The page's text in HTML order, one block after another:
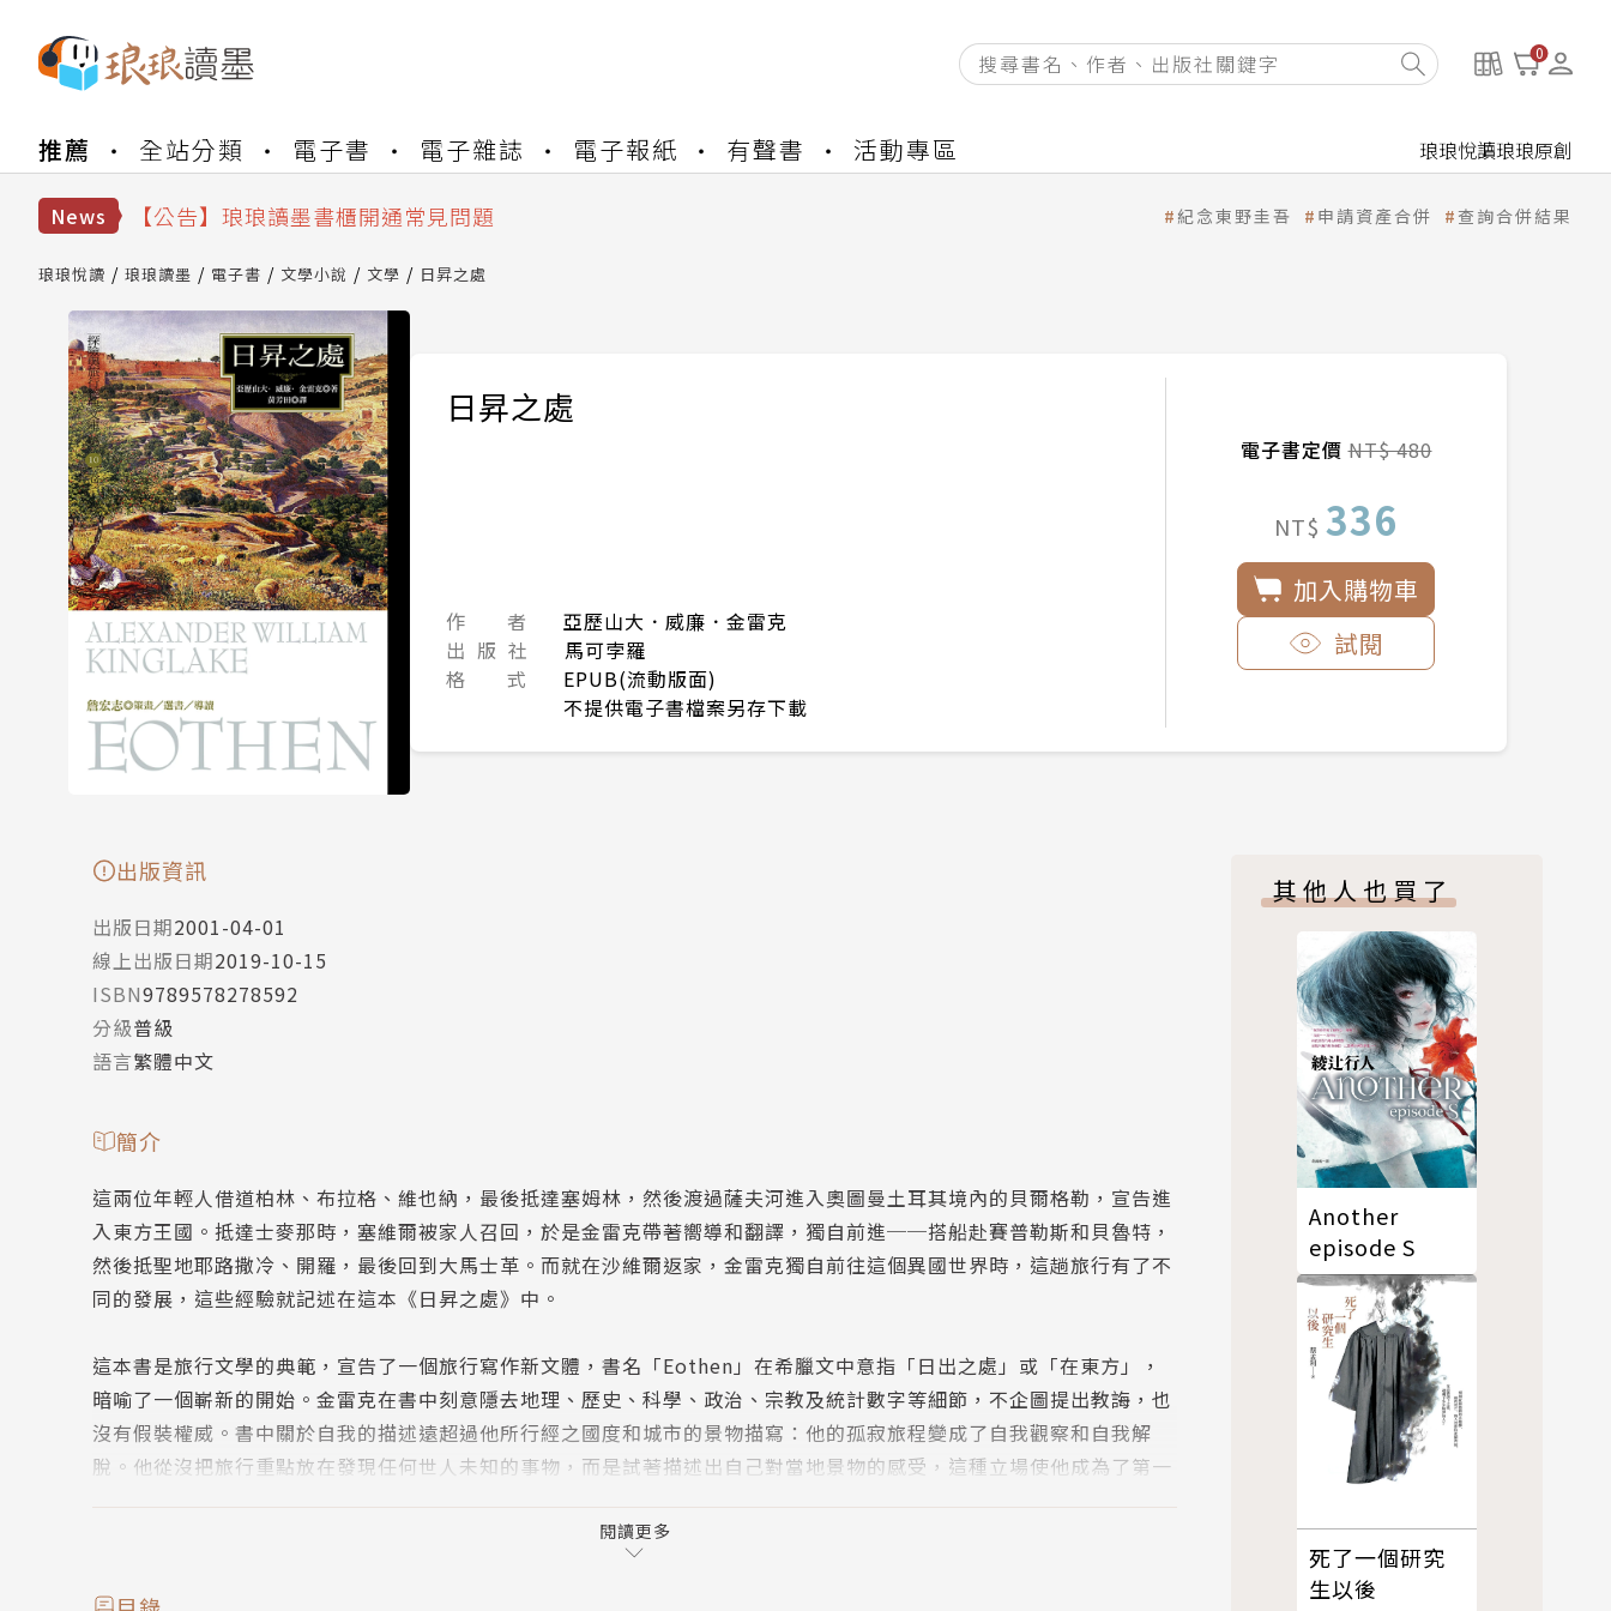
0
推薦 全站分類 電子書 電子雜誌 電子報紙 有聲書 活動專區 琅琅悅讀琅琅原創
News
【公告】琅琅書店服務升級重要說明及資產合併結果查詢
【公告】琅琅讀墨書櫃開通常見問題
【公告】琅琅書店服務升級重要說明及資產合併結果查詢
【公告】琅琅讀墨數位閱讀資產合併與書櫃開通申請
紀念東野圭吾 申請資產合併 查詢合併結果
琅琅悅讀 琅琅讀墨 電子書 文學小說 文學 日昇之處
日昇之處
作 者
亞歷山大．威廉．金雷克
出 版 社
馬可孛羅
格 式
EPUB(流動版面)
不提供電子書檔案另存下載
電子書定價NT$ 480
NT$ 336
加入購物車
試閱
出版資訊
出版日期2001-04-01
線上出版日期2019-10-15
ISBN9789578278592
分級普級
語言繁體中文
簡介
這兩位年輕人借道柏林、布拉格、維也納，最後抵達塞姆林，然後渡過薩夫河進入奧圖曼土耳其境內的貝爾格勒，宣告進
入東方王國。抵達士麥那時，塞維爾被家人召回，於是金雷克帶著嚮導和翻譯，獨自前進──搭船赴賽普勒斯和貝魯特，
然後抵聖地耶路撒冷、開羅，最後回到大馬士革。而就在沙維爾返家，金雷克獨自前往這個異國世界時，這趟旅行有了不
同的發展，這些經驗就記述在這本《日昇之處》中。
這本書是旅行文學的典範，宣告了一個旅行寫作新文體，書名「Eothen」在希臘文中意指「日出之處」或「在東方」，
暗喻了一個嶄新的開始。金雷克在書中刻意隱去地理、歷史、科學、政治、宗教及統計數字等細節，不企圖提出教誨，也
沒有假裝權威。書中關於自我的描述遠超過他所行經之國度和城市的景物描寫：他的孤寂旅程變成了自我觀察和自我解
脫。他從沒把旅行重點放在發現任何世人未知的事物，而是試著描述出自己對當地景物的感受，這種立場使他成為了第一
金雷克這位英國貴族，以一種譏諷的幽默看待每件事物，而且不管眼前狀況多麼危險、多麼惱人，他從不曾出言抱怨，甚
至不曾「嘗試」要抱怨。他的幽默文筆，他提及的有趣主題，都使這本書的魅力倍增，此外他也無意中描繪出一個令人欽
閱讀更多
其他人也買了
Another
episode S
死了一個研究
生以後